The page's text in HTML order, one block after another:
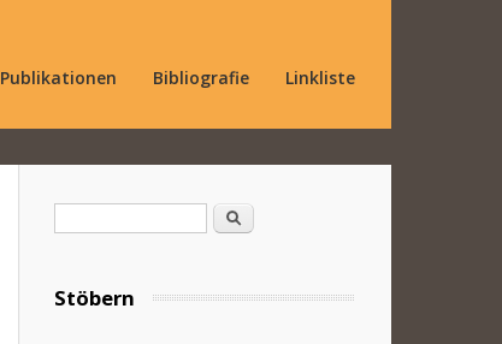
Publikationen Bibliografie Linkliste
Suche
Stöbern